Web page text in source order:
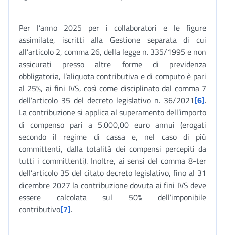
Per l’anno 2025 per i collaboratori e le figure
assimilate, iscritti alla Gestione separata di cui
all’articolo 2, comma 26, della legge n. 335/1995 e non
assicurati presso altre forme di previdenza
obbligatoria, l’aliquota contributiva e di computo è pari
al 25%, ai fini IVS, così come disciplinato dal comma 7
dell’articolo 35 del decreto legislativo n. 36/2021[6].
La contribuzione si applica al superamento dell’importo
di compenso pari a 5.000,00 euro annui (erogati
secondo il regime di cassa e, nel caso di più
committenti, dalla totalità dei compensi percepiti da
tutti i committenti). Inoltre, ai sensi del comma 8-ter
dell’articolo 35 del citato decreto legislativo, fino al 31
dicembre 2027 la contribuzione dovuta ai fini IVS deve
essere calcolata sul 50% dell’imponibile
contributivo[7].